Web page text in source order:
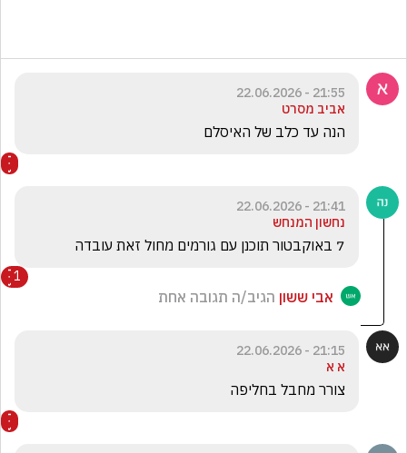
21:55 - 22.06.2026
אביב מסרט
הנה עד כלב של האיסלם
21:41 - 22.06.2026
נחשון המנחש
7 באוקבטור תוכנן עם גורמים מחול זאת עובדה
1
אבי ששון הגיב/ה תגובה אחת
21:15 - 22.06.2026
א א
צורר מחבל בחליפה